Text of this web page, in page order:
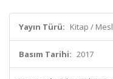
Yayın Türü: Kitap /
Basım Tarihi: 2017